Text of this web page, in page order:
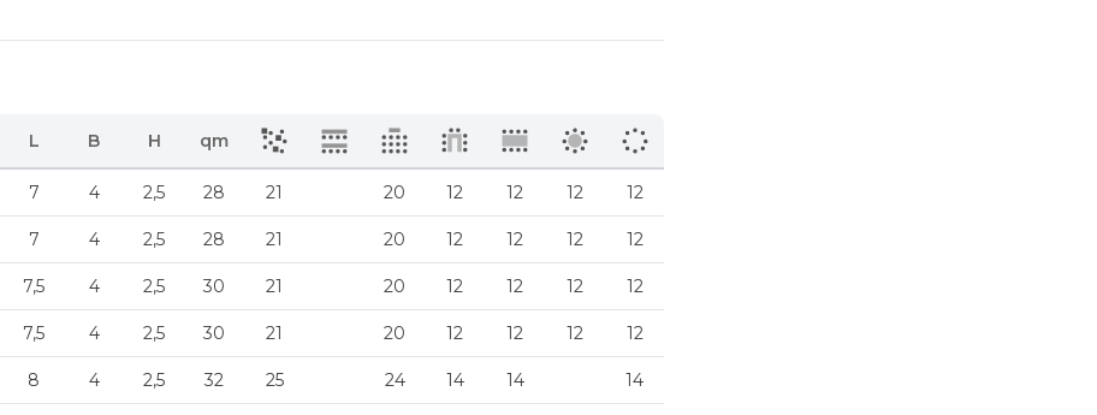
L B H qm
7 4 2,5 28 21 20 12 12 12 12
7 4 2,5 28 21 20 12 12 12 12
7,5 4 2,5 30 21 20 12 12 12 12
7,5 4 2,5 30 21 20 12 12 12 12
8 4 2,5 32 25 24 14 14 14